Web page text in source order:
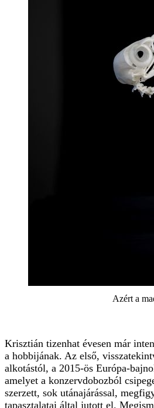
Azért a
Krisztián tizenhat évesen már
a hobbijának. Az első,
alkotástól, a 2015-ös Európa-
amelyet a kon­­zervdobozból
szerzett, sok utánajárással,
tapasztalatai által jutott el.